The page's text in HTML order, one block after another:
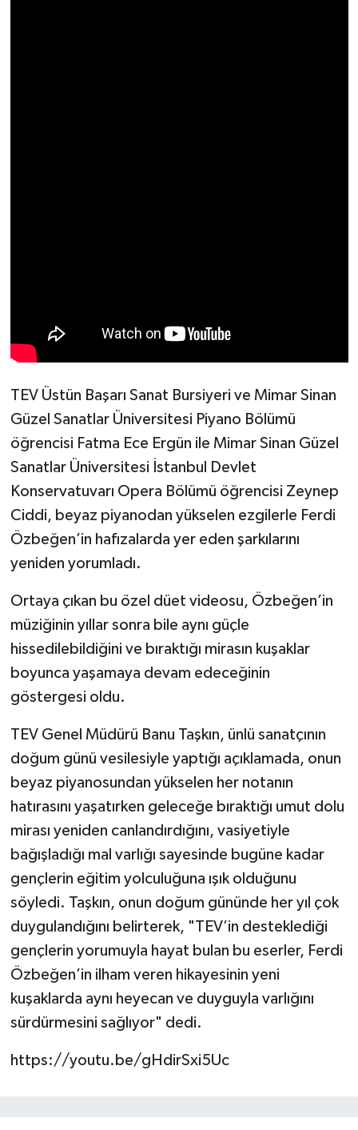
TEV Üstün Başarı Sanat Bursiyeri ve Mimar Sinan
Güzel Sanatlar Üniversitesi Piyano Bölümü
öğrencisi Fatma Ece Ergün ile Mimar Sinan Güzel
Sanatlar Üniversitesi İstanbul Devlet
Konservatuvarı Opera Bölümü öğrencisi Zeynep
Ciddi, beyaz piyanodan yükselen ezgilerle Ferdi
Özbeğen’in hafızalarda yer eden şarkılarını
yeniden yorumladı.
Ortaya çıkan bu özel düet videosu, Özbeğen’in
müziğinin yıllar sonra bile aynı güçle
hissedilebildiğini ve bıraktığı mirasın kuşaklar
boyunca yaşamaya devam edeceğinin
göstergesi oldu.
TEV Genel Müdürü Banu Taşkın, ünlü sanatçının
doğum günü vesilesiyle yaptığı açıklamada, onun
beyaz piyanosundan yükselen her notanın
hatırasını yaşatırken geleceğe bıraktığı umut dolu
mirası yeniden canlandırdığını, vasiyetiyle
bağışladığı mal varlığı sayesinde bugüne kadar
gençlerin eğitim yolculuğuna ışık olduğunu
söyledi. Taşkın, onun doğum gününde her yıl çok
duygulandığını belirterek, "TEV’in desteklediği
gençlerin yorumuyla hayat bulan bu eserler, Ferdi
Özbeğen’in ilham veren hikayesinin yeni
kuşaklarda aynı heyecan ve duyguyla varlığını
sürdürmesini sağlıyor" dedi.
https://youtu.be/gHdirSxi5Uc